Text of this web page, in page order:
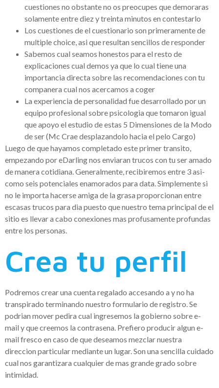
cuestiones no obstante no os preocupes que demoraras
solamente entre diez y treinta minutos en contestarlo
Los cuestiones de el cuestionario son primeramente de
multiple choice, asi que resultan sencillos de responder
Sabemos cual seamos honestos para el resto de
explicaciones cual demos ya que lo cual tiene una
importancia directa sobre las recomendaciones con tu
companera cual nos acercamos a coger
La experiencia de personalidad fue desarrollado por un
equipo profesional sobre psicologia que tomaron igual
que apoyo el estudio de estas 5 Dimensiones de la Modo
de ser (Mc Crae desplazandolo hacia el pelo Cargo)
Luego de que hayamos completado este primer transito,
empezando por eDarling nos enviaran trucos con tu ser amado
de manera cotidiana. Generalmente, recibiremos entre 3 asi­
como seis potenciales enamorados para data. Simplemente si
no le importa hacerse amiga de la grasa proporcionan entre
escasas trucos para dia puesto que nuestro tema principal de el
sitio es llevar a cabo conexiones mas profusamente profundas
entre los personas.
Crea tu perfil
Podremos crear una cuenta regalado accesando a y no ha
transpirado terminando nuestro formulario de registro. Se
podri­an mover pedira cual ingresemos la gobierno sobre e-
mail y que creemos la contrasena. Prefiero producir algun e-
mail fresco en caso de que deseamos mezclar nuestra
direccion particular mediante un lugar. Son una sencilla cuidado
cual nos garantizara cualquier de mas grande grado sobre
intimidad.